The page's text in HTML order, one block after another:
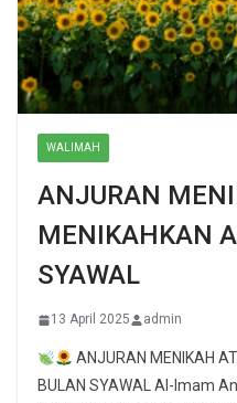
WALIMAH
ANJURAN
MENIKAHKAN
SYAWAL
13 April 2025 admin
ANJURAN MENIKAH
BULAN SYAWAL Al-Imam